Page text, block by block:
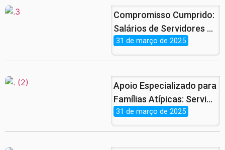
Patrimônio.
Compromisso Cumprido:
Salários de Servidores e
Benefícios de
nas Contas
31 de março de 2025
Apoio Especializado para
Famílias Atípicas: Serviço
Gratuito e Atendimento
31 de março de 2025